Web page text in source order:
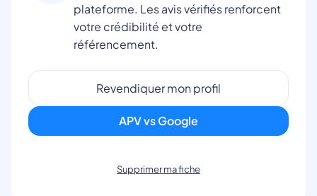
plateforme. Les avis vérifiés renforcent
votre crédibilité et votre
référencement.
Revendiquer mon profil
APV vs Google
Supprimer ma fiche